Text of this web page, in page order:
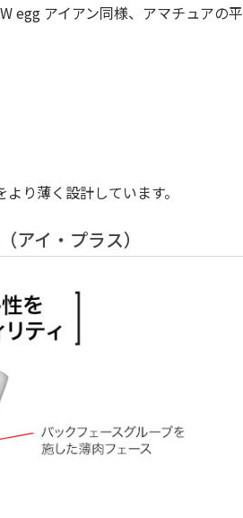
egg アイアン同様、アマチュアの平
り薄く設計しています。
イ・プラス）